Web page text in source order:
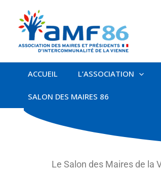
contenu
ACCUEIL L’ASSOCIATION
SALON DES MAIRES 86
Le Salon des Maires de la